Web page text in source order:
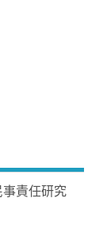
責任研究